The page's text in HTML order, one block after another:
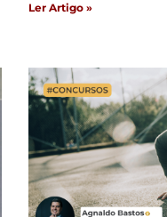
Ler Artigo »